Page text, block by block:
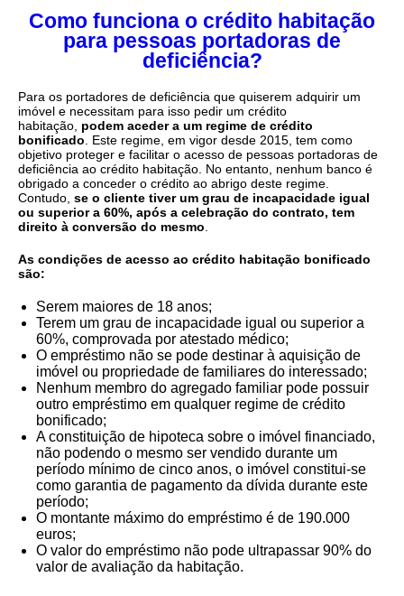
Como funciona o crédito habitação
para pessoas portadoras de
deficiência?
Para os portadores de deficiência que quiserem adquirir um
imóvel e necessitam para isso pedir um crédito
habitação, podem aceder a um regime de crédito
bonificado . Este regime, em vigor desde 2015, tem como
objetivo proteger e facilitar o acesso de pessoas portadoras de
deficiência ao crédito habitação. No entanto, nenhum banco é
obrigado a conceder o crédito ao abrigo deste regime.
Contudo, se o cliente tiver um grau de incapacidade igual
ou superior a 60%, após a celebração do contrato, tem
direito à conversão do mesmo
As condições de acesso ao crédito habitação bonificado
são:
Serem maiores de 18 anos;
Terem um grau de incapacidade igual ou superior a
60%, comprovada por atestado médico;
O empréstimo não se pode destinar à aquisição de
imóvel ou propriedade de familiares do interessado;
Nenhum membro do agregado familiar pode possuir
outro empréstimo em qualquer regime de crédito
bonificado;
A constituição de hipoteca sobre o imóvel financiado,
não podendo o mesmo ser vendido durante um
período mínimo de cinco anos, o imóvel constitui-se
como garantia de pagamento da dívida durante este
período;
O montante máximo do empréstimo é de 190.000
euros;
O valor do empréstimo não pode ultrapassar 90% do
valor de avaliação da habitação.